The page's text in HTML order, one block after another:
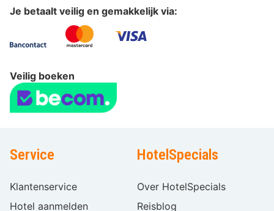
Je betaalt veilig en gemakkelijk via:
Veilig boeken
Service
Klantenservice
Hotel aanmelden
HotelSpecials
Over HotelSpecials
Reisblog